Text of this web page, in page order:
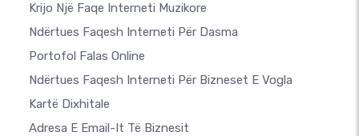
Krijo Një Faqe Interneti Muzikore
Ndërtues Faqesh Interneti Për Dasma
Portofol Falas Online
Ndërtues Faqesh Interneti Për Bizneset E Vogla
Kartë Dixhitale
Adresa E Email-It Të Biznesit